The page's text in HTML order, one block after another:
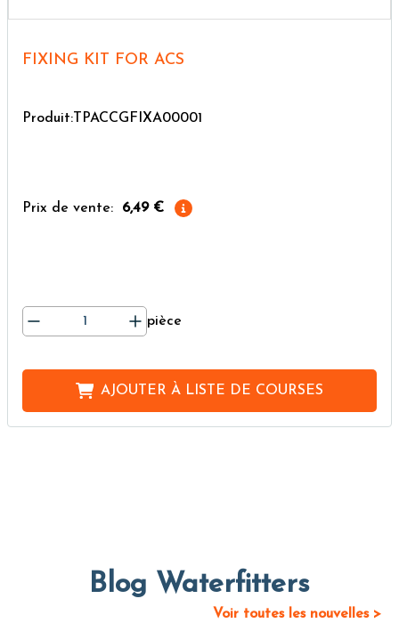
FIXING KIT FOR ACS
Produit:TPACCGFIXA00001
Prix de vente: 6,49 €
pièce
AJOUTER À LISTE DE COURSES
Blog Waterfitters
Voir toutes les nouvelles >